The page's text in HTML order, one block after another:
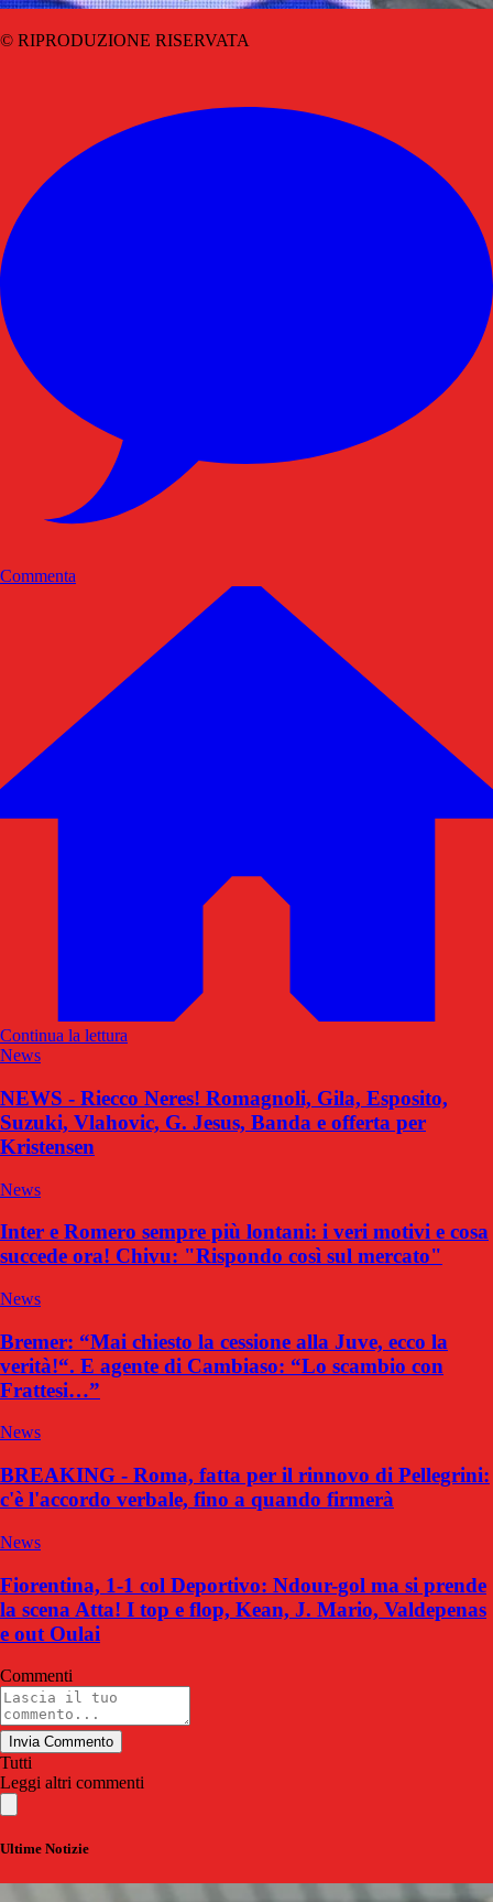
© RIPRODUZIONE RISERVATA
Commenta
Continua la lettura
News
NEWS - Riecco Neres! Romagnoli, Gila, Esposito,
Suzuki, Vlahovic, G. Jesus, Banda e offerta per
Kristensen
News
Inter e Romero sempre più lontani: i veri motivi e cosa
succede ora! Chivu: "Rispondo così sul mercato"
News
Bremer: “Mai chiesto la cessione alla Juve, ecco la
verità!“. E agente di Cambiaso: “Lo scambio con
Frattesi…”
News
BREAKING - Roma, fatta per il rinnovo di Pellegrini:
c'è l'accordo verbale, fino a quando firmerà
News
Fiorentina, 1-1 col Deportivo: Ndour-gol ma si prende
la scena Atta! I top e flop, Kean, J. Mario, Valdepenas
e out Oulai
Commenti
Invia Commento
Tutti
Leggi altri commenti
Ultime Notizie